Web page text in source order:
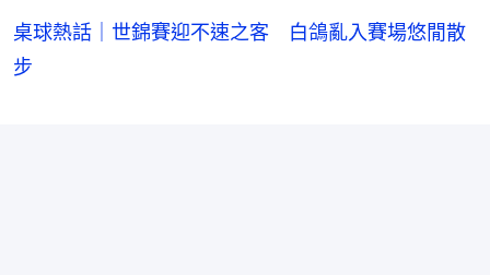
桌球熱話｜世錦賽迎不速之客 白鴿亂入賽場悠閒散
步